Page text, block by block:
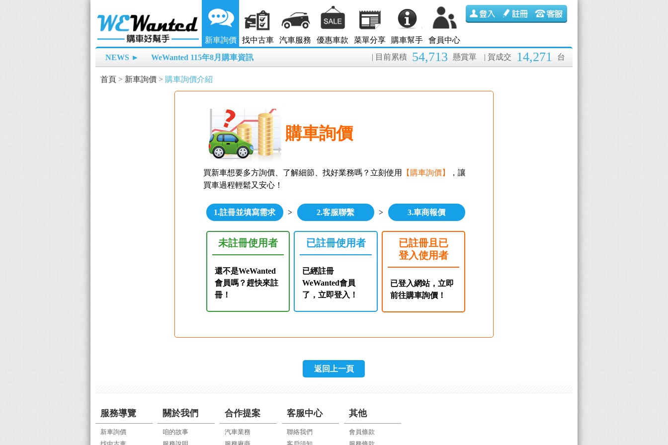
新車詢價 找中古車 汽車服務 優惠車款 菜單分享 購車幫手 會員中心
NEWS ► WeWanted 115年8月購車資訊 | 賀成交 14,271 台
| 目前累積 54,713 懸賞單
首頁 > 新車詢價 > 購車詢價介紹
購車詢價
買新車想要多方詢價、了解細節、找好業務嗎？立刻使用 【購車詢價】
，讓
買車過程輕鬆又安心！
1.註冊並填寫需求 > 2.客服聯繫 > 3.車商報價
未註冊使用者
還不是WeWanted
會員嗎？趕快來註
冊！
已註冊使用者
已經註冊
WeWanted會員
了，立即登入！
已註冊且已
登入使用者
已登入網站，立即
前往購車詢價！
返回上一頁
服務導覽
新車詢價
關於我們
咱的故事
合作提案
汽車業務
客服中心
聯絡我們
其他
會員條款